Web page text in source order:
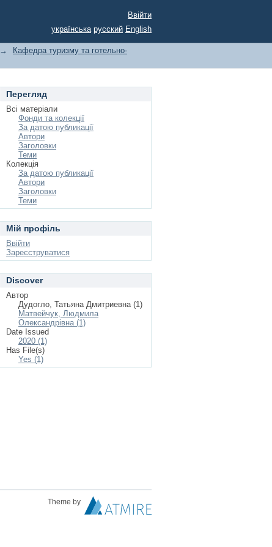
Ввійти
українська русский English
→
Кафедра туризму та готельно-
Перегляд
Всі матеріали
Фонди та колекції
За датою публикації
Автори
Заголовки
Теми
Колекція
За датою публикації
Автори
Заголовки
Теми
Мій профіль
Ввійти
Зареєструватися
Discover
Автор
Дудогло, Татьяна Дмитриевна (1)
Матвейчук, Людмила
Олександрівна (1)
Date Issued
2020 (1)
Has File(s)
Yes (1)
Theme by